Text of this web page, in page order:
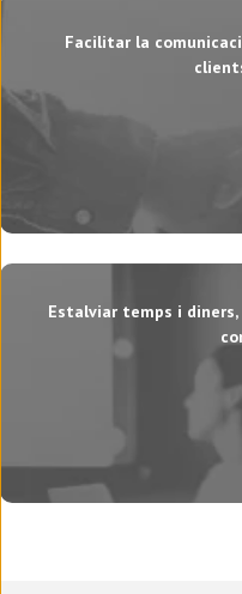
Facilitar la
Estalviar temps i